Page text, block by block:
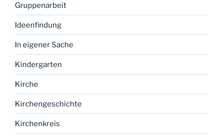
Gruppenarbeit
Ideenfindung
In eigener Sache
Kindergarten
Kirche
Kirchengeschichte
Kirchenkreis